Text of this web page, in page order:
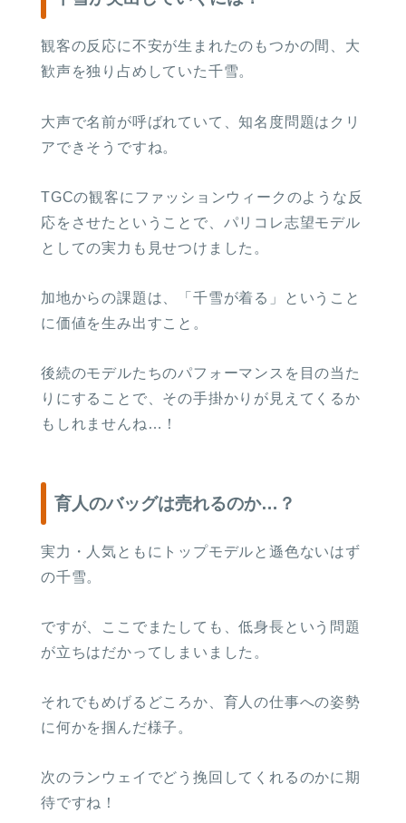
２．お客様情報を入力して、次へボタ
３．無料トライアルに申し込むにチェ
後に送信。
開くと無料トライアル開始。
観客の反応に不安が生まれたのもつかの間、大
歓声を独り占めしていた千雪。
大声で名前が呼ばれていて、知名度問題はクリ
アできそうですね。
TGCの観客にファッションウィークのような反
応をさせたということで、パリコレ志望モデル
としての実力も見せつけました。
加地からの課題は、「千雪が着る」ということ
に価値を生み出すこと。
後続のモデルたちのパフォーマンスを目の当た
りにすることで、その手掛かりが見えてくるか
もしれませんね…！
育人のバッグは売れるのか…？
実力・人気ともにトップモデルと遜色ないはず
の千雪。
ですが、ここでまたしても、低身長という問題
が立ちはだかってしまいました。
それでもめげるどころか、育人の仕事への姿勢
に何かを掴んだ様子。
次のランウェイでどう挽回してくれるのかに期
待ですね！